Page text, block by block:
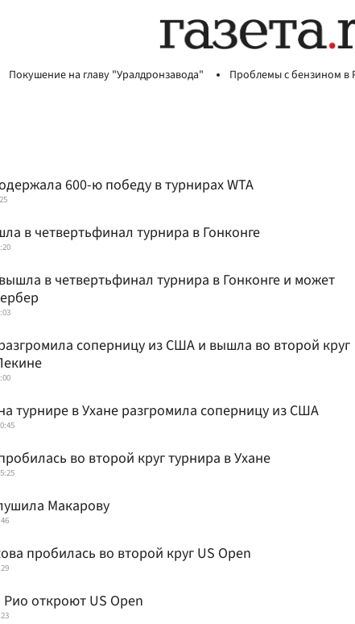
Покушение на главу "Уралдронзавода" Проблемы с бензином в
600-ю победу в турнирах WTA
в четвертьфинал турнира в Гонконге
в четвертьфинал турнира в Гонконге и может
соперницу из США и вышла во второй круг
турнире в Ухане разгромила соперницу из США
во второй круг турнира в Ухане
Макарову
пробилась во второй круг US Open
откроют US Open